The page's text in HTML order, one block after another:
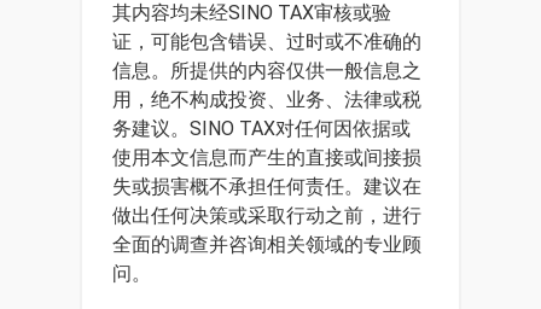
其内容均未经SINO TAX审核或验
证，可能包含错误、过时或不准确的
信息。所提供的内容仅供一般信息之
用，绝不构成投资、业务、法律或税
务建议。SINO TAX对任何因依据或
使用本文信息而产生的直接或间接损
失或损害概不承担任何责任。建议在
做出任何决策或采取行动之前，进行
全面的调查并咨询相关领域的专业顾
问。